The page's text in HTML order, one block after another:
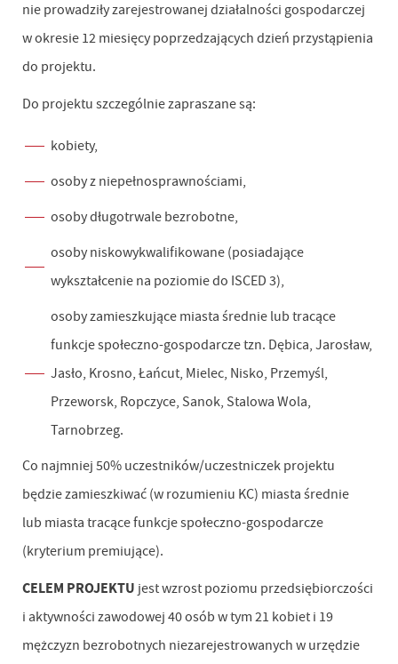
nie prowadziły zarejestrowanej działalności gospodarczej
w okresie 12 miesięcy poprzedzających dzień przystąpienia
do projektu.
Do projektu szczególnie zapraszane są:
kobiety,
osoby z niepełnosprawnościami,
osoby długotrwale bezrobotne,
osoby niskowykwalifikowane (posiadające
wykształcenie na poziomie do ISCED 3),
osoby zamieszkujące miasta średnie lub tracące
funkcje społeczno-gospodarcze tzn. Dębica, Jarosław,
Jasło, Krosno, Łańcut, Mielec, Nisko, Przemyśl,
Przeworsk, Ropczyce, Sanok, Stalowa Wola,
Tarnobrzeg.
Co najmniej 50% uczestników/uczestniczek projektu
będzie zamieszkiwać (w rozumieniu KC) miasta średnie
lub miasta tracące funkcje społeczno-gospodarcze
(kryterium premiujące).
CELEM PROJEKTU jest wzrost poziomu przedsiębiorczości
i aktywności zawodowej 40 osób w tym 21 kobiet i 19
mężczyzn bezrobotnych niezarejestrowanych w urzędzie